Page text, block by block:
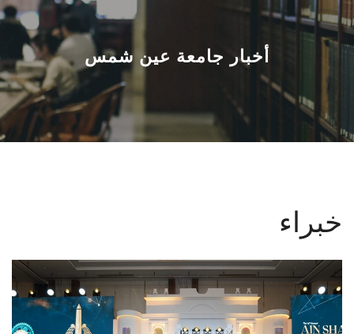
عن الجامعة
القطاعـات
الشئون الأكاديمية
البحث العلمي
الأنظمة الذكية
أخبار جامعة عين شمس
خبراء